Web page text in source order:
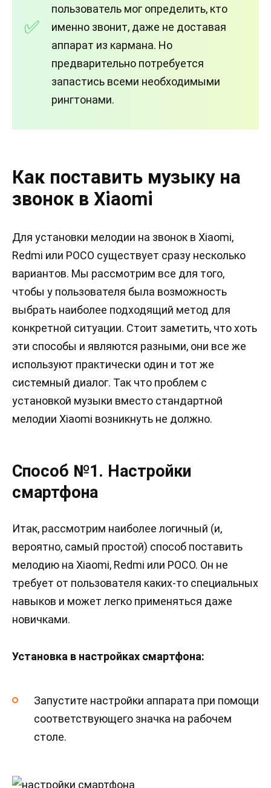
пользователь мог определить, кто
именно звонит, даже не доставая
аппарат из кармана. Но
предварительно потребуется
запастись всеми необходимыми
рингтонами.
Как поставить музыку на
звонок в Xiaomi
Для установки мелодии на звонок в Xiaomi,
Redmi или POCO существует сразу несколько
вариантов. Мы рассмотрим все для того,
чтобы у пользователя была возможность
выбрать наиболее подходящий метод для
конкретной ситуации. Стоит заметить, что хоть
эти способы и являются разными, они все же
используют практически один и тот же
системный диалог. Так что проблем с
установкой музыки вместо стандартной
мелодии Xiaomi возникнуть не должно.
Способ №1. Настройки
смартфона
Итак, рассмотрим наиболее логичный (и,
вероятно, самый простой) способ поставить
мелодию на Xiaomi, Redmi или POCO. Он не
требует от пользователя каких-то специальных
навыков и может легко применяться даже
новичками.
Установка в настройках смартфона:
Запустите настройки аппарата при помощи
соответствующего значка на рабочем
столе.